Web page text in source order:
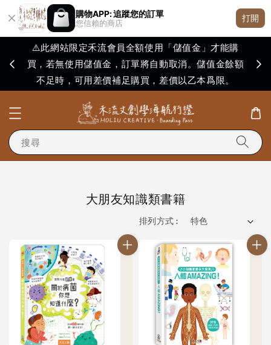
購物APP: 追蹤您的訂單
您信賴的商店
打開
⚠️此網站限定禾流會員全額使用「儲值金」才能購
買，若無使用儲值金，訂單將自動取消。儲值金餘額
不足時，可用差價補足購買，差價以乙本爲限。
購
搜尋
大朋友知識類書籍
排列方式 :